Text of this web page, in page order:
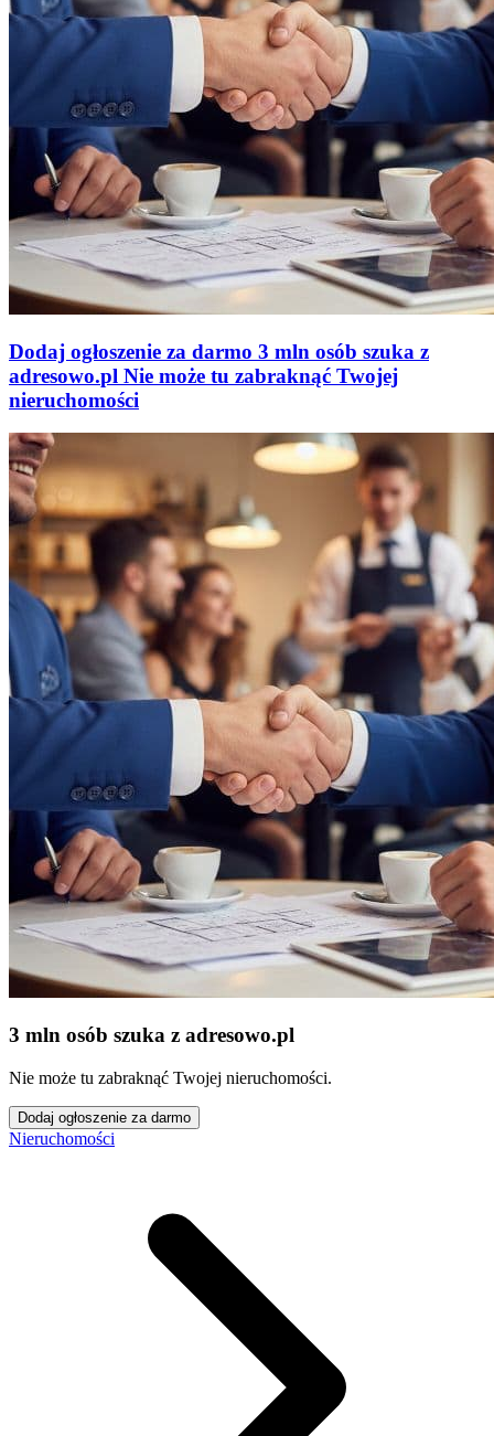
Dodaj ogłoszenie za darmo 3 mln osób szuka z
adresowo.pl Nie może tu zabraknąć Twojej
nieruchomości
3 mln osób szuka z adresowo.pl
Nie może tu zabraknąć Twojej nieruchomości.
Dodaj ogłoszenie za darmo
Nieruchomości